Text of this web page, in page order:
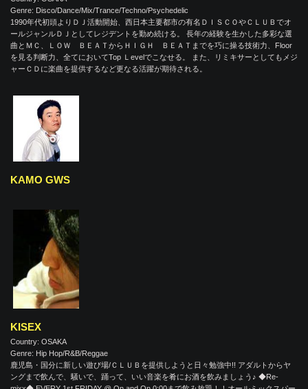
Genre: Disco/Dance/Mix/Trance/Techno/Psychedelic
1990年代初頭よりＤＪ活動開始、西日本主要都市の有名ＤＩＳＣＯやＣＬＵＢでオ
ールジャンルＤＪとしてレジデントを勤め続ける。 長年の経験を生かした多彩な選
曲とＭＣ、ＬＯＷ ＢＥＡＴからＨＩＧＨ ＢＥＡＴまでを巧に操る技術力、Floor
を見る判断力、全てにおいてTop Ｌevelでこなせる。 また、リミキサーとしてもメジ
ャーＣＤに楽曲を提供するなど更なる活躍が期待される。
KAMO GWS
KISEX
Country: OSAKA
Genre: Hip Hop/R&B/Reggae
鹿児島・国分に新しい遊び場/ＣＬＵＢを提供しようと日々勉強中!! アダルトからヤ
ングまで飲んで、騒いで、踊って、いい音楽を肴にお酒を飲みましょう♪ ◆Re-